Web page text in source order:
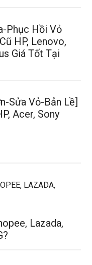
Phục Hồi Vỏ
HP, Lenovo,
Giá Tốt Tại
Sửa Vỏ-Bản Lề]
Acer, Sony
Lazada,